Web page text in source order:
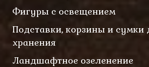
Фигуры с освещением
Подставки, корзины и сумки
хранения
Ландшафтное озеленение